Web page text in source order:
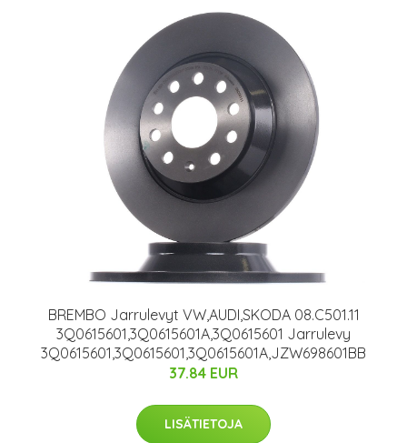
BREMBO Jarrulevyt VW,AUDI,SKODA 08.C501.11
3Q0615601,3Q0615601A,3Q0615601 Jarrulevy
3Q0615601,3Q0615601,3Q0615601A,JZW698601BB
37.84 EUR
LISÄTIETOJA